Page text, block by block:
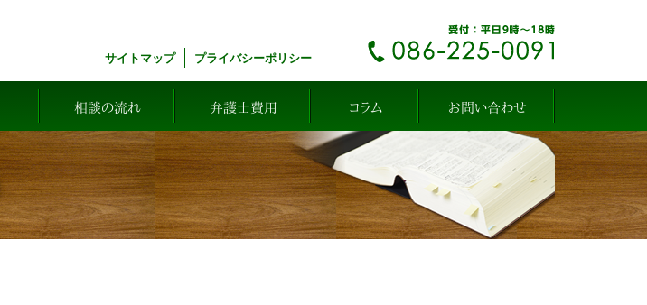
サイトマップ プライバシーポリシー
相談の流れ 弁護士費用 コラム お問い合わせ